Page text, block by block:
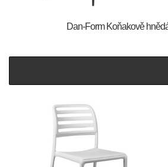
​​​​​Dan-Form Koňakově